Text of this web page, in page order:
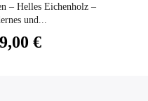
– Helles Eichenholz –
und...
€